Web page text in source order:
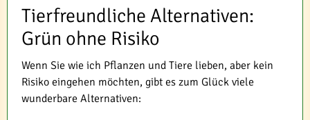
Tierfreundliche Alternativen:
Grün ohne Risiko
Wenn Sie wie ich Pflanzen und Tiere lieben, aber kein
Risiko eingehen möchten, gibt es zum Glück viele
wunderbare Alternativen: